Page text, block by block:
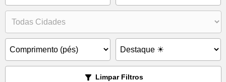
Limpar Filtros